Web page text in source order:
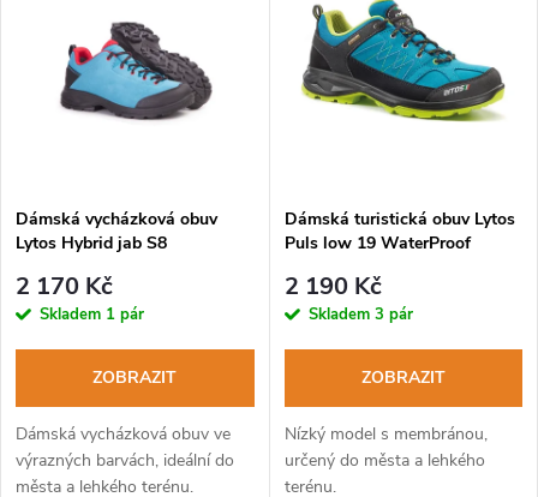
p
r
o
d
u
s
p
r
d
Dámská vycházková obuv
Lytos Hybrid jab S8
2 170 Kč
Skladem 1 pár
ZOBRAZIT
Dámská vycházková obuv ve
výrazných barvách, ideální do
města a lehkého terénu.
Dámská turistická obuv Lytos
Puls low 19 WaterProof
2 190 Kč
Skladem 3 pár
ZOBRAZIT
Nízký model s membránou,
určený do města a lehkého
terénu.